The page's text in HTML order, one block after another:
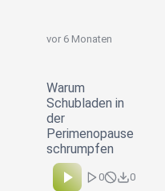
vor 6 Monaten
Warum
Schubladen in
der
Perimenopause
schrumpfen
0
0